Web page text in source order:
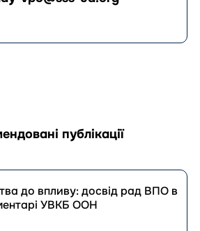
публікації
до впливу: досвід рад ВПО в
УВКБ ООН